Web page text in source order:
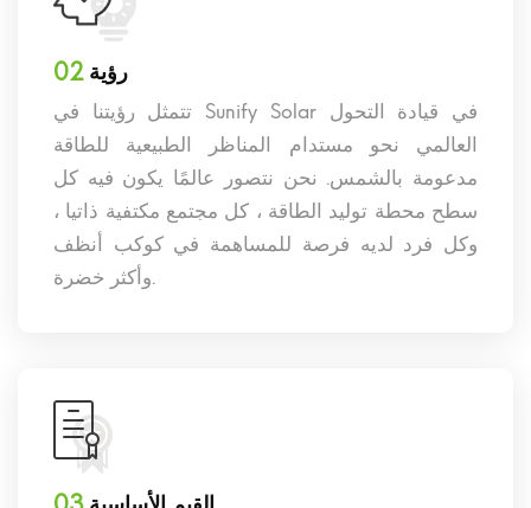
02 رؤية
تتمثل رؤيتنا في Sunify Solar في قيادة التحول
العالمي نحو مستدام المناظر الطبيعية للطاقة
مدعومة بالشمس. نحن نتصور عالمًا يكون فيه كل
سطح محطة توليد الطاقة ، كل مجتمع مكتفية ذاتيا ،
وكل فرد لديه فرصة للمساهمة في كوكب أنظف
وأكثر خضرة.